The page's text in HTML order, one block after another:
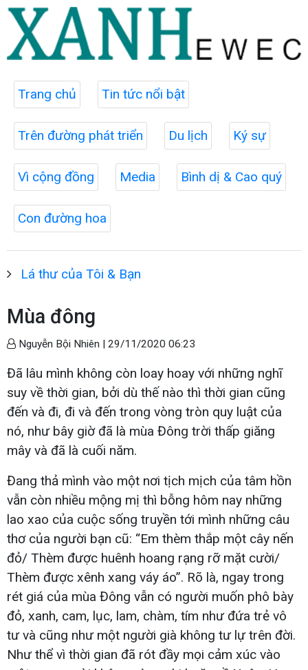
Trang chủ Tin tức nổi bật
Trên đường phát triển Du lịch Ký sự
Vì cộng đồng Media Bình dị & Cao quý
Con đường hoa
Lá thư của Tôi & Bạn
Mùa đông
Nguyễn Bội Nhiên | 29/11/2020 06:23
Đã lâu mình không còn loay hoay với những nghĩ
suy về thời gian, bởi dù thế nào thì thời gian cũng
đến và đi, đi và đến trong vòng tròn quy luật của
nó, như bây giờ đã là mùa Đông trời thấp giăng
mây và đã là cuối năm.
Đang thả mình vào một nơi tịch mịch của tâm hồn
vẫn còn nhiều mộng mị thì bỗng hôm nay những
lao xao của cuộc sống truyền tới mình những câu
thơ của người bạn cũ: “Em thèm thắp một cây nến
đỏ/ Thèm được huênh hoang rạng rỡ mặt cười/
Thèm được xênh xang váy áo”. Rõ là, ngay trong
rét giá của mùa Đông vẫn có người muốn phô bày
đỏ, xanh, cam, lục, lam, chàm, tím như đứa trẻ vô
tư và cũng như một người già không tư lự trên đời.
Như thể vì thời gian đã rót đầy mọi cảm xúc vào